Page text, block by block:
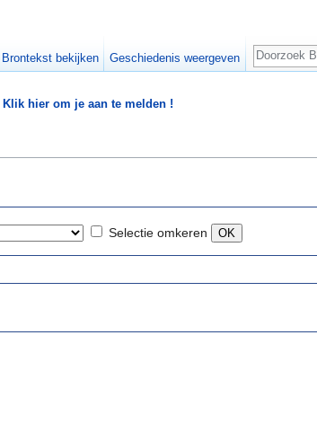
Klik hier om je aan te melden !
Selectie omkeren
Brontekst bekijken Geschiedenis weergeven
Zoeken